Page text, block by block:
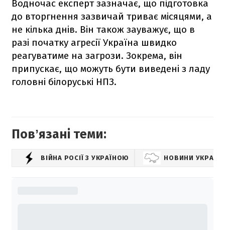
Водночас експерт зазначає, що підготовка
до вторгнення зазвичай триває місяцями, а
не кілька днів. Він також зауважує, що в
разі початку агресії Україна швидко
реагуватиме на загрози. Зокрема, він
припускає, що можуть бути виведені з ладу
головні білоруські НПЗ.
Повʼязані теми:
ВІЙНА РОСІЇ З УКРАЇНОЮ НОВИНИ